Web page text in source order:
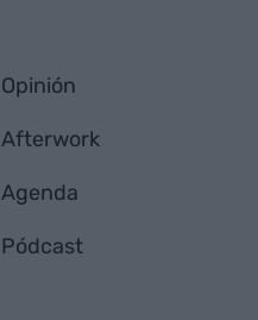
Opinión
Afterwork
Agenda
Pódcast